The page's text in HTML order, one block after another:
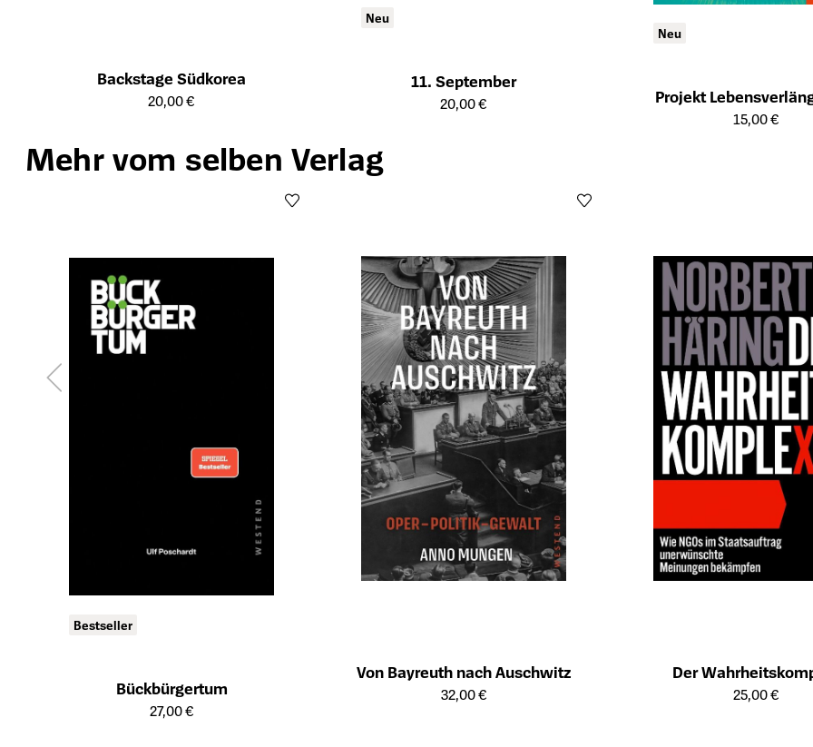
Backstage Südkorea
Öffnet die Detailseite des Produkts
20,00 €
Neu
11. September
Öffnet die Detailseite des Produkts
20,00 €
Neu
Projekt
Öffnet die Detailseite des
15,00 €
Mehr vom selben Verlag
Bestseller
Bückbürgertum
Öffnet die Detailseite des Produkts
27,00 €
Von Bayreuth nach Auschwitz
Öffnet die Detailseite des Produkts
32,00 €
Der
Öffnet die Detailseite des
25,00 €